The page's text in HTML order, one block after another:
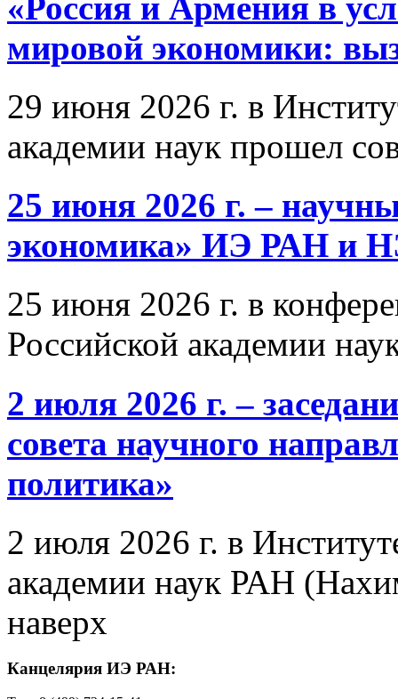
мировой экономики:
29 июня 2026 г. в
академии наук прошел
25 июня 2026 г. –
экономика» ИЭ РАН и
25 июня 2026 г. в
Российской академии
2 июля 2026 г. –
совета научного
политика»
2 июля 2026 г. в
академии наук РАН
наверх
Канцелярия ИЭ РАН: